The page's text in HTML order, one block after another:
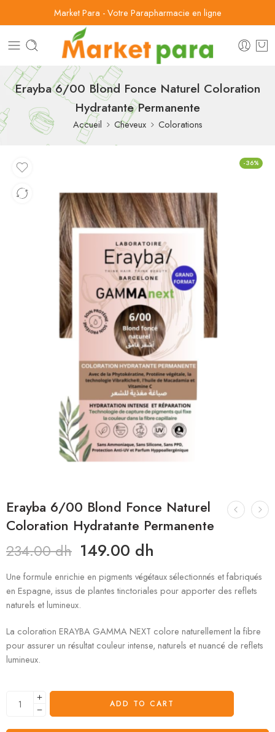
Market Para - Votre Parapharmacie en ligne
Erayba 6/00 Blond Fonce Naturel Coloration
Hydratante Permanente
Accueil Cheveux Colorations
-36%
Erayba 6/00 Blond Fonce Naturel
Coloration Hydratante Permanente
234.00dh 149.00 dh
Une formule enrichie en pigments végétaux sélectionnés et fabriqués
en Espagne, issus de plantes tinctoriales pour apporter des reflets
naturels et lumineux.
La coloration ERAYBA GAMMA NEXT colore naturellement la fibre
pour assurer un résultat couleur intense, naturels et nuancé de reflets
lumineux.
ADD TO CART